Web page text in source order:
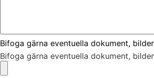
Bifoga gärna eventuella dokument,
Bifoga gärna eventuella dokument,